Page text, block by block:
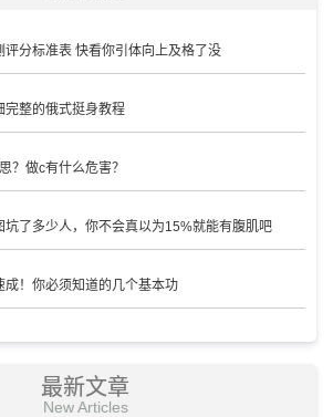
评分标准表 快看你引体向上及格了没
完整的俄式挺身教程
？做c有什么危害？
坑了多少人，你不会真以为15%就能有腹肌吧
成！你必须知道的几个基本功
最新文章
New Articles